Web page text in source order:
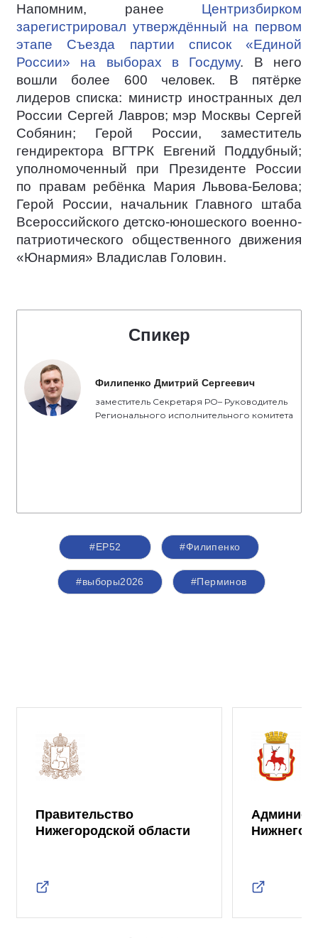
Напомним, ранее Центризбирком
зарегистрировал утверждённый на первом
этапе Съезда партии список «Единой
России» на выборах в Госдуму. В него
вошли более 600 человек. В пятёрке
лидеров списка: министр иностранных дел
России Сергей Лавров; мэр Москвы Сергей
Собянин; Герой России, заместитель
гендиректора ВГТРК Евгений Поддубный;
уполномоченный при Президенте России
по правам ребёнка Мария Львова-Белова;
Герой России, начальник Главного штаба
Всероссийского детско-юношеского военно-
патриотического общественного движения
«Юнармия» Владислав Головин.
Спикер
Филипенко Дмитрий Сергеевич
заместитель Секретаря РО– Руководитель
Регионального исполнительного комитета
#ЕР52 #Филипенко
#выборы2026 #Перминов
Правительство
Нижегородской области
Нижнего